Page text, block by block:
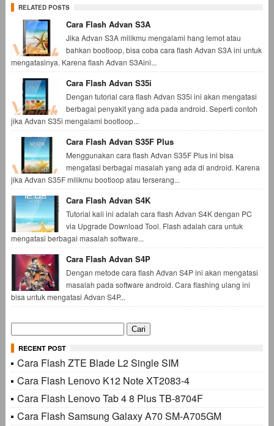
RELATED POSTS
Cara Flash Advan S3A
Jika Advan S3A milikmu mengalami hang lemot atau
bahkan bootloop, bisa coba cara flash Advan S3A ini untuk
mengatasinya. Karena flash Advan S3Aini...
Cara Flash Advan S35i
Dengan tutorial cara flash Advan S35i ini akan mengatasi
berbagai penyakit yang ada pada android. Seperti contoh
jika Advan S35i mengalami bootloop...
Cara Flash Advan S35F Plus
Menggunakan cara flash Advan S35F Plus ini bisa
mengatasi berbagai masalah yang ada di android. Karena
jika Advan S35F milikmu bootloop atau terserang...
Cara Flash Advan S4K
Tutorial kali ini adalah cara flash Advan S4K dengan PC
via Upgrade Download Tool. Flash adalah cara untuk
mengatasi berbagai masalah software...
Cara Flash Advan S4P
Dengan metode cara flash Advan S4P ini akan mengatasi
masalah pada software android. Cara flashing ulang ini
bisa untuk mengatasi Advan S4P...
Cari
untuk:
RECENT POST
Cara Flash ZTE Blade L2 Single SIM
Cara Flash Lenovo K12 Note XT2083-4
Cara Flash Lenovo Tab 4 8 Plus TB-8704F
Cara Flash Samsung Galaxy A70 SM-A705GM